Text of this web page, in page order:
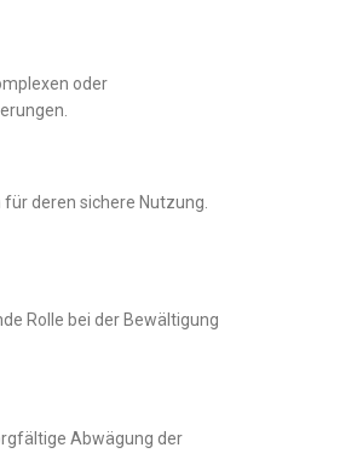
oder
deren sichere Nutzung.
Rolle bei der Bewältigung
Abwägung der